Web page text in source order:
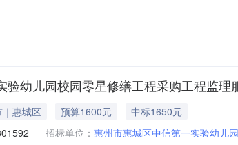
廊防腐木结构性安全改造工程项目的监理服务，预
验幼儿园校园零星修缮工程采购工程监理
惠城区 预算1600元
中标1650元
招标单位： 惠州市惠城区中信第一实验幼儿园